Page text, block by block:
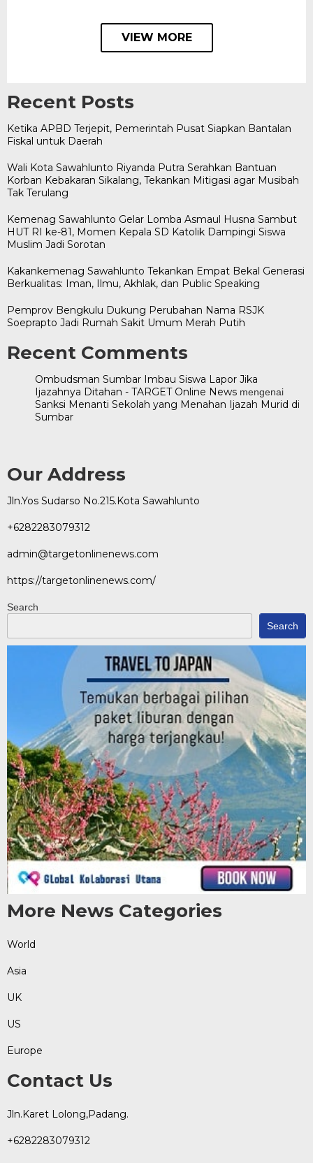
VIEW MORE
Recent Posts
Ketika APBD Terjepit, Pemerintah Pusat Siapkan Bantalan
Fiskal untuk Daerah
Wali Kota Sawahlunto Riyanda Putra Serahkan Bantuan
Korban Kebakaran Sikalang, Tekankan Mitigasi agar Musibah
Tak Terulang
Kemenag Sawahlunto Gelar Lomba Asmaul Husna Sambut
HUT RI ke-81, Momen Kepala SD Katolik Dampingi Siswa
Muslim Jadi Sorotan
Kakankemenag Sawahlunto Tekankan Empat Bekal Generasi
Berkualitas: Iman, Ilmu, Akhlak, dan Public Speaking
Pemprov Bengkulu Dukung Perubahan Nama RSJK
Soeprapto Jadi Rumah Sakit Umum Merah Putih
Recent Comments
Ombudsman Sumbar Imbau Siswa Lapor Jika
Ijazahnya Ditahan - TARGET Online News mengenai
Sanksi Menanti Sekolah yang Menahan Ijazah Murid di
Sumbar
Our Address
Jln.Yos Sudarso No.215.Kota Sawahlunto
+6282283079312
admin@targetonlinenews.com
https://targetonlinenews.com/
Search
Search
More News Categories
World
Asia
UK
US
Europe
Contact Us
Jln.Karet Lolong,Padang.
+6282283079312